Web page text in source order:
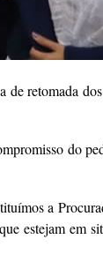
retomada
do
a
estejam em